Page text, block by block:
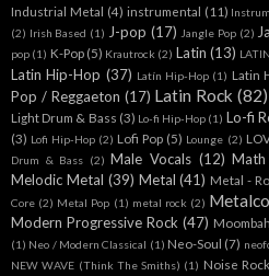
Industrial Metal (4) instrumental (11)
(2) Irish Based (1) J-pop (17) Jangle Pop (2)
pop (1) K-Pop (5) Krautrock (2) Latin (13)
Latin Hip-Hop (37) Latín Hip-Hop (1) Latin
Pop / Reggaeton (17) Latin Rock (82)
Light Drum & Bass (3) Lo-fi Hip-Hop (1) Lo-fi
(3) Lofi Hip-Hop (2) Lofi Pop (5) Lounge (2)
Drum & Bass (2) Male Vocals (12) Math
Melodic Metal (39) Metal (41) Metal -
Core (2) Metal Pop (1) metal rock (2)
Modern Progressive Rock (47)
(1) Neo / Modern Classical (1) Neo-Soul (7)
NEW WAVE (Think The Smiths) (1) Noise Rock